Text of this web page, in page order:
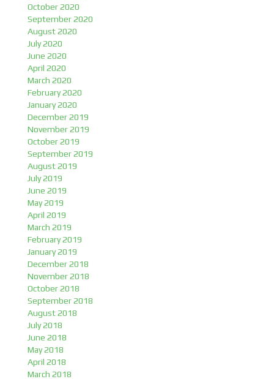
October 2020
September 2020
August 2020
July 2020
June 2020
April 2020
March 2020
February 2020
January 2020
December 2019
November 2019
October 2019
September 2019
August 2019
July 2019
June 2019
May 2019
April 2019
March 2019
February 2019
January 2019
December 2018
November 2018
October 2018
September 2018
August 2018
July 2018
June 2018
May 2018
April 2018
March 2018